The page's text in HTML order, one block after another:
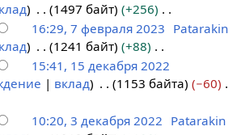
1497 байт
+256
16:29, 7 февраля 2023 Patarakin
1241 байт
+88
15:41, 15 декабря 2022
вклад 1153 байта −60
10:20, 3 декабря 2022 Patarakin